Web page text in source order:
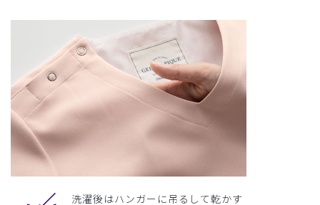
洗濯後はハンガーに吊るして乾かす